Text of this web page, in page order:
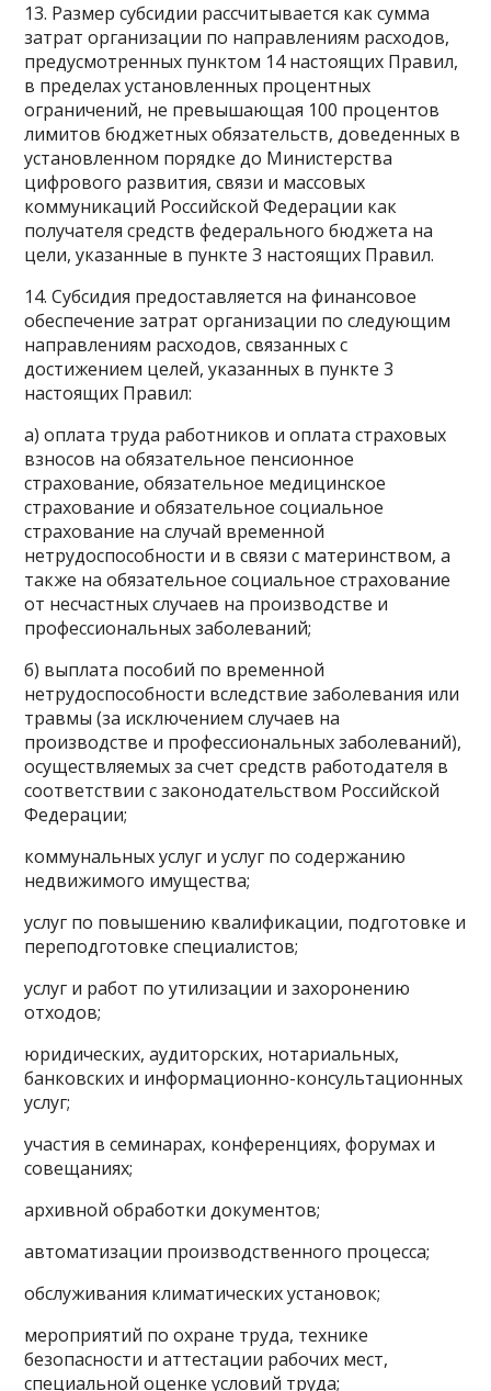
13. Размер субсидии рассчитывается как сумма
затрат организации по направлениям расходов,
предусмотренных пунктом 14 настоящих Правил,
в пределах установленных процентных
ограничений, не превышающая 100 процентов
лимитов бюджетных обязательств, доведенных в
установленном порядке до Министерства
цифрового развития, связи и массовых
коммуникаций Российской Федерации как
получателя средств федерального бюджета на
цели, указанные в пункте 3 настоящих Правил.
14. Субсидия предоставляется на финансовое
обеспечение затрат организации по следующим
направлениям расходов, связанных с
достижением целей, указанных в пункте 3
настоящих Правил:
а) оплата труда работников и оплата страховых
взносов на обязательное пенсионное
страхование, обязательное медицинское
страхование и обязательное социальное
страхование на случай временной
нетрудоспособности и в связи с материнством, а
также на обязательное социальное страхование
от несчастных случаев на производстве и
профессиональных заболеваний;
б) выплата пособий по временной
нетрудоспособности вследствие заболевания или
травмы (за исключением случаев на
производстве и профессиональных заболеваний),
осуществляемых за счет средств работодателя в
соответствии с законодательством Российской
Федерации;
коммунальных услуг и услуг по содержанию
недвижимого имущества;
услуг по повышению квалификации, подготовке и
переподготовке специалистов;
услуг и работ по утилизации и захоронению
отходов;
юридических, аудиторских, нотариальных,
банковских и информационно-консультационных
услуг;
участия в семинарах, конференциях, форумах и
совещаниях;
архивной обработки документов;
автоматизации производственного процесса;
обслуживания климатических установок;
мероприятий по охране труда, технике
безопасности и аттестации рабочих мест,
специальной оценке условий труда;